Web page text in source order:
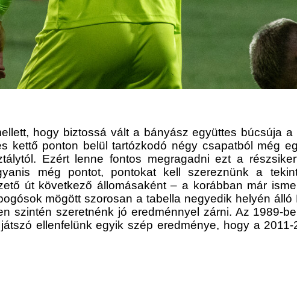
hogy biztossá vált a bányász együttes búcsúja a
ponton belül tartózkodó négy csapatból még
Ezért lenne fontos megragadni ezt a
még pontot, pontokat kell szereznünk a
út következő állomásaként – a korábban már
mögött szorosan a tabella negyedik helyén álló
szintén szeretnénk jó eredménnyel zárni. Az 1989-
ellenfelünk egyik szép eredménye, hogy a